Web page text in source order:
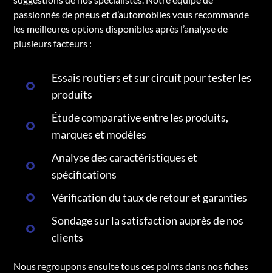
passionnés de pneus et d’automobiles vous recommande
les meilleures options disponibles après l’analyse de
plusieurs facteurs :
Essais routiers et sur circuit pour tester les
produits
Étude comparative entre les produits,
marques et modèles
Analyse des caractéristiques et
spécifications
Vérification du taux de retour et garanties
Sondage sur la satisfaction auprès de nos
clients
Nous regroupons ensuite tous ces points dans nos fiches